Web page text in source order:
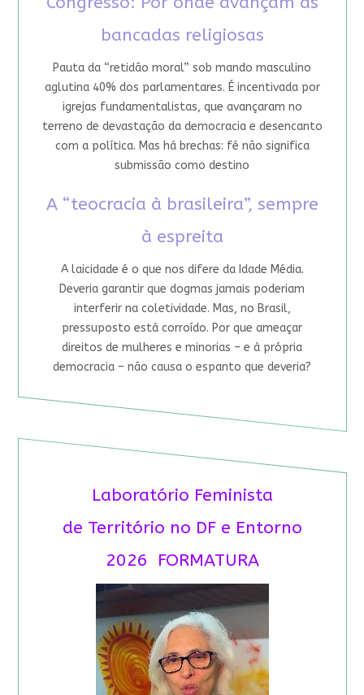
bancadas religiosas
Pauta da “retidão moral” sob mando masculino
aglutina 40% dos parlamentares. É incentivada por
igrejas fundamentalistas, que avançaram no
terreno de devastação da democracia e desencanto
com a política. Mas há brechas: fé não significa
submissão como destino
A “teocracia à brasileira”, sempre
à espreita
A laicidade é o que nos difere da Idade Média.
Deveria garantir que dogmas jamais poderiam
interferir na coletividade. Mas, no Brasil,
pressuposto está corroído. Por que ameaçar
direitos de mulheres e minorias – e à própria
democracia – não causa o espanto que deveria?
Laboratório Feminista
de Território no DF e Entorno
2026 FORMATURA